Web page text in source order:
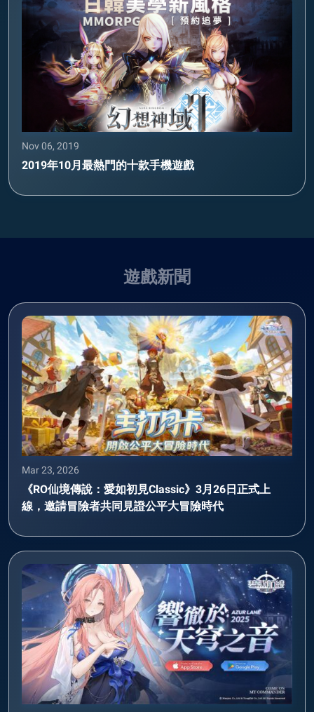
Nov 06, 2019
2019年10月最熱門的十款手機遊戲
遊戲新聞
Mar 23, 2026
《RO仙境傳說：愛如初見Classic》3月26日正式上
線，邀請冒險者共同見證公平大冒險時代